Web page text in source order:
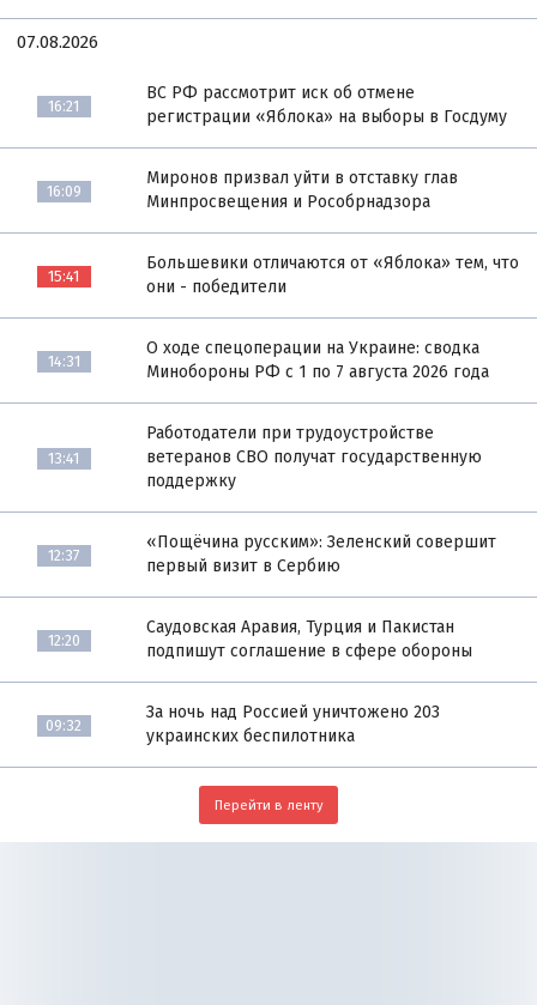
07.08.2026
16:21
ВС РФ рассмотрит иск об отмене
регистрации «Яблока» на выборы в Госдуму
16:09
Миронов призвал уйти в отставку глав
Минпросвещения и Рособрнадзора
15:41
Большевики отличаются от «Яблока» тем, что
они - победители
14:31
О ходе спецоперации на Украине: сводка
Минобороны РФ с 1 по 7 августа 2026 года
13:41
Работодатели при трудоустройстве
ветеранов СВО получат государственную
поддержку
12:37
«Пощёчина русским»: Зеленский совершит
первый визит в Сербию
12:20
Саудовская Аравия, Турция и Пакистан
подпишут соглашение в сфере обороны
09:32
За ночь над Россией уничтожено 203
украинских беспилотника
Перейти в ленту